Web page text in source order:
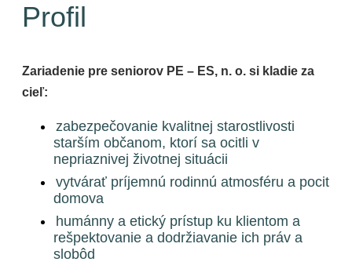
Profil
Zariadenie pre seniorov PE – ES, n. o. si kladie za
cieľ:
zabezpečovanie kvalitnej starostlivosti
starším občanom, ktorí sa ocitli v
nepriaznivej životnej situácii
vytvárať príjemnú rodinnú atmosféru a pocit
domova
humánny a etický prístup ku klientom a
rešpektovanie a dodržiavanie ich práv a
slobôd